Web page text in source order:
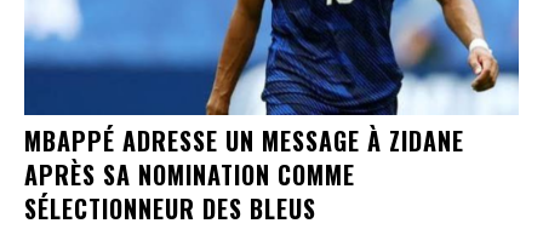
MBAPPÉ ADRESSE UN MESSAGE À ZIDANE
APRÈS SA NOMINATION COMME
SÉLECTIONNEUR DES BLEUS